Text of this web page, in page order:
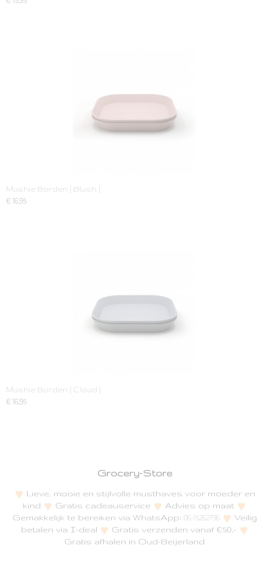
Mushie Borden [ Blush ]
€ 16,95
Mushie Borden [ Cloud ]
€ 16,95
Grocery-Store
Lieve, mooie en stijlvolle musthaves voor moeder en
kind
Gratis cadeauservice
Advies op maat
Gemakkelijk te bereiken via WhatsApp: 06-15262796
Veilig
betalen via I-deal
Gratis verzenden vanaf €50,-
Gratis afhalen in Oud-Beijerland